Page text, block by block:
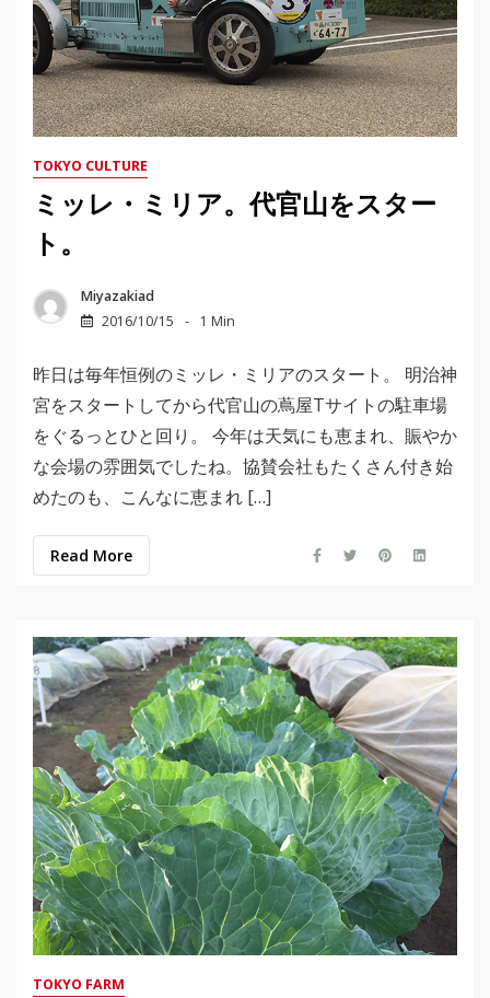
TOKYO CULTURE
ミッレ・ミリア。代官山をスター
ト。
Miyazakiad
2016/10/15
1 Min
昨日は毎年恒例のミッレ・ミリアのスタート。 明治神
宮をスタートしてから代官山の蔦屋Tサイトの駐車場
をぐるっとひと回り。 今年は天気にも恵まれ、賑やか
な会場の雰囲気でしたね。協賛会社もたくさん付き始
めたのも、こんなに恵まれ […]
Read More
TOKYO FARM